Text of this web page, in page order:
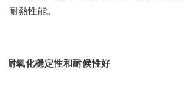
耐熱性能。
耐氧化穩定性和耐候性好